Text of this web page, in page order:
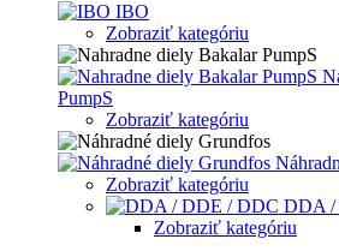
IBO
Zobraziť kategóriu
PumpS
Zobraziť kategóriu
Zobraziť kategóriu
DDA /
Zobraziť kategóriu